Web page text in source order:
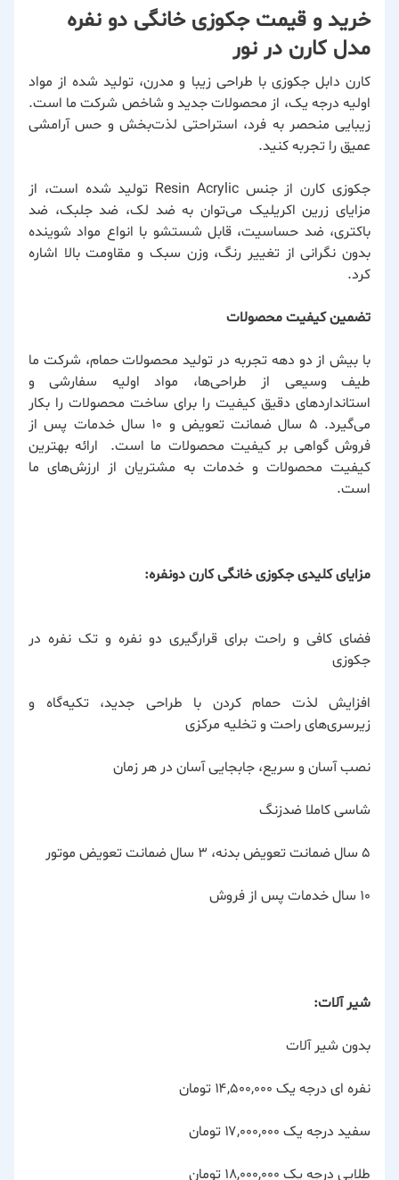
خرید و قیمت جکوزی خانگی دو نفره
مدل کارن در نور
کارن دابل جکوزی با طراحی زیبا و مدرن، تولید شده از مواد
اولیه درجه یک، از محصولات جدید و شاخص شرکت ما است.
زیبایی منحصر به فرد، استراحتی لذت‌بخش و حس آرامشی
عمیق را تجربه کنید.
جکوزی کارن از جنس Resin Acrylic تولید شده است، از
مزایای زرین اکریلیک می‌توان به ضد لک، ضد جلبک، ضد
باکتری، ضد حساسیت، قابل شستشو با انواع مواد شوینده
بدون نگرانی از تغییر رنگ، وزن سبک و مقاومت بالا اشاره
کرد.
تضمین کیفیت محصولات
با بیش از دو دهه تجربه در تولید محصولات حمام، شرکت ما
طیف وسیعی از طراحی‌ها، مواد اولیه سفارشی و
استانداردهای دقیق کیفیت را برای ساخت محصولات را بکار
می‌گیرد. ۵ سال ضمانت تعویض و ۱۰ سال خدمات پس از
فروش گواهی بر کیفیت محصولات ما است. ارائه بهترین
کیفیت محصولات و خدمات به مشتریان از ارزش‌های ما
است.
مزایای کلیدی جکوزی خانگی کارن دونفره:
فضای کافی و راحت برای قرارگیری دو نفره و تک نفره در
جکوزی
افزایش لذت حمام کردن با طراحی جدید، تکیه‌گاه و
زیرسری‌های راحت و تخلیه مرکزی
نصب آسان و سریع، جابجایی آسان در هر زمان
شاسی کاملا ضدزنگ
۵ سال ضمانت تعویض بدنه، ۳ سال ضمانت تعویض موتور
۱۰ سال خدمات پس از فروش
شیر آلات:
بدون شیر آلات
نفره ای درجه یک ۱۴,۵۰۰,۰۰۰ تومان
سفید درجه یک ۱۷,۰۰۰,۰۰۰ تومان
طلایی درجه یک ۱۸,۰۰۰,۰۰۰ تومان